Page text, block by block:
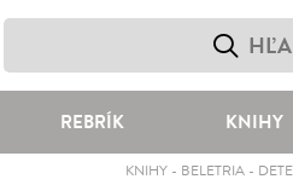
REBRÍK KNIHY
KNIHY- BELETRIA-